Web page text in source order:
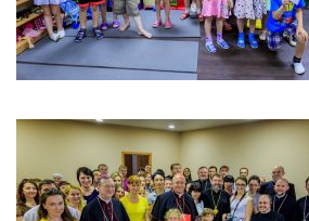
Катехитична комісія
Комісія у справах молоді
Комісія у справах родини
Комісія з питань душпастирства
Квіти Слобожанщини